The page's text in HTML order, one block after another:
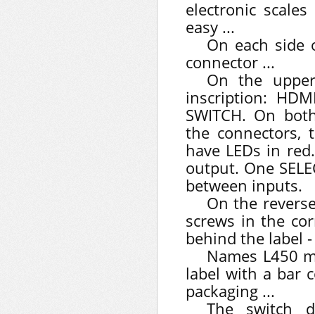
electronic
easy ...
On each side
connector ...
On the
inscription:
SWITCH. On
the connectors,
have LEDs in
output. One
between inputs.
On the
screws in the
behind the label
Names L450
label with a bar
packaging ...
The switch